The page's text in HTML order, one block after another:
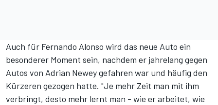
Auch für Fernando Alonso wird das neue Auto ein
besonderer Moment sein, nachdem er jahrelang gegen
Autos von Adrian Newey gefahren war und häufig den
Kürzeren gezogen hatte. "Je mehr Zeit man mit ihm
verbringt, desto mehr lernt man - wie er arbeitet, wie